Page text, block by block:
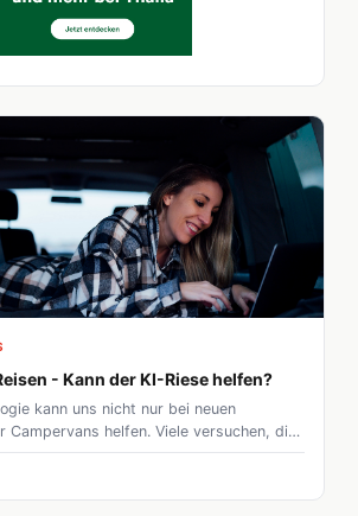
- Kann der KI-Riese helfen?
kann uns nicht nur bei neuen
Campervans helfen. Viele versuchen, die
für alle möglichen Zwecke zu
auch Campern helfen?